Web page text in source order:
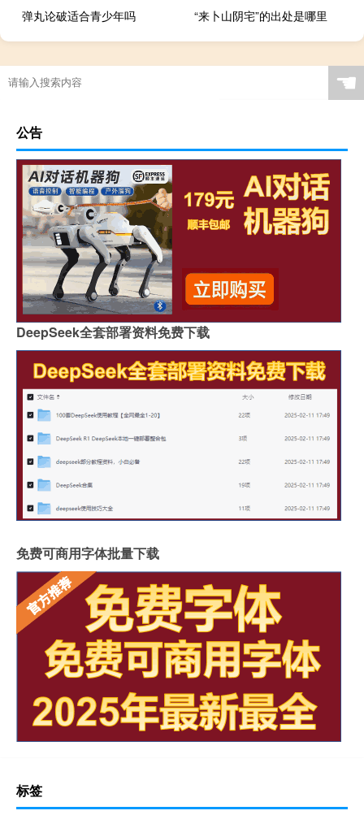
弹丸论破适合青少年吗
“来卜山阴宅”的出处是哪里
☚
公告
DeepSeek全套部署资料免费下载
免费可商用字体批量下载
标签